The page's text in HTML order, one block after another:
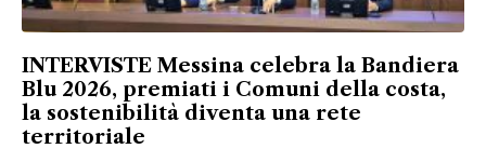
INTERVISTE Messina celebra la Bandiera
Blu 2026, premiati i Comuni della costa,
la sostenibilità diventa una rete
territoriale